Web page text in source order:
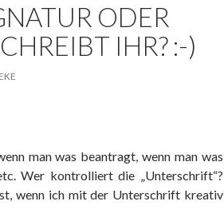
ODER
IHR? :-)
man was beantragt, wenn man was
Wer kontrolliert die „Unterschrift“?
wenn ich mit der Unterschrift kreativ